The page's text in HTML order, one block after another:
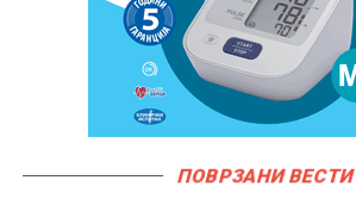
ПОВРЗАНИ ВЕСТИ